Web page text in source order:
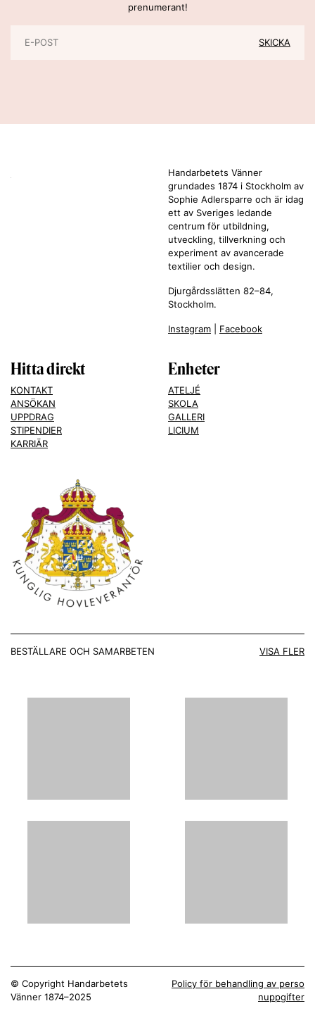
prenumerant!
Handarbetets Vänner
grundades 1874 i Stockholm av
Sophie Adlersparre och är idag
ett av Sveriges ledande
centrum för utbildning,
utveckling, tillverkning och
experiment av avancerade
textilier och design.
Djurgårdsslätten 82–84,
Stockholm.
Instagram Facebook
Hitta direkt
KONTAKT
ANSÖKAN
UPPDRAG
STIPENDIER
KARRIÄR
Enheter
ATELJÉ
SKOLA
GALLERI
LICIUM
BESTÄLLARE OCH SAMARBETEN VISA FLER
© Copyright Handarbetets
Vänner 1874–2025
Policy för behandling av perso
nuppgifter